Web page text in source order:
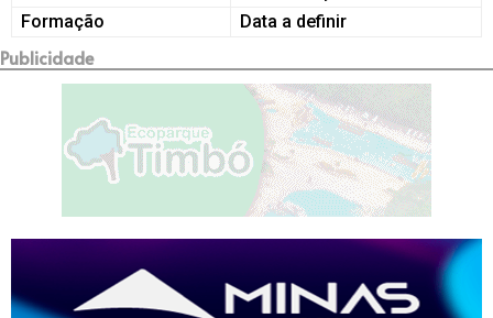
Formação
Data a definir
Publicidade